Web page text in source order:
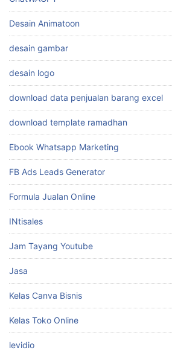
Desain Animatoon
desain gambar
desain logo
download data penjualan barang excel
download template ramadhan
Ebook Whatsapp Marketing
FB Ads Leads Generator
Formula Jualan Online
INtisales
Jam Tayang Youtube
Jasa
Kelas Canva Bisnis
Kelas Toko Online
levidio